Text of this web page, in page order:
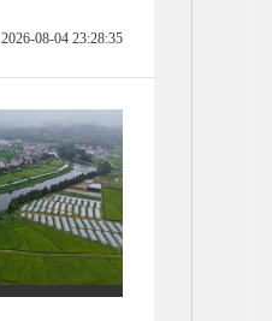
2026-08-04 23:28:35